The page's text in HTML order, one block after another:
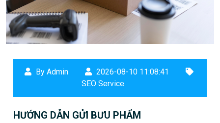
By Admin
2026-08-10 11:08:41
SEO Service
HƯỚNG DẪN GỬI BƯU PHẨM